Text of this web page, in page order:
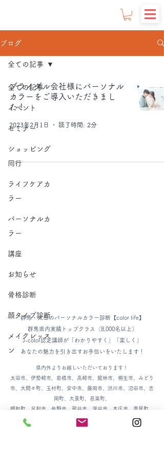
ブログ
全ての記事
イベント
セミナー
ショッピング
同行
ライフケアカ
ラー
パーソナルカ
ラー
講座
お知らせ
骨格診断
顔タイプ診断
メイクレッス
ン
全ての記事
ブライダル会社様にパーソナル
カラーをご導入いただきまし
た！
2023年2月1日 読了時間: 2分
群馬・太田のパーソナルカラー診断【color life】
群馬県内実績トップクラス
（8,000名以上）
J-color認定講師が 「わかりやすく」「楽しく」
あなたの魅力を引き出すお手伝いをいたします！
​県内外よりお越しいただいております！
​太田市、伊勢崎市、前橋市、高崎市、館林市、桐生市、みどり
市、大間々町、玉村町、安中市、藤岡市、渋川市、沼田市、吉
岡町、大泉町、邑楽町、
明和町、
足利市、佐野市、熊谷市、深谷市、本庄市、寄居町、
結城市 etc.